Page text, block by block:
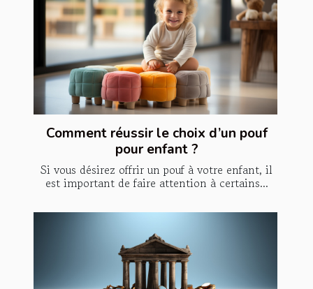
Comment réussir le choix d’un pouf
pour enfant ?
Si vous désirez offrir un pouf à votre enfant, il
est important de faire attention à certains...